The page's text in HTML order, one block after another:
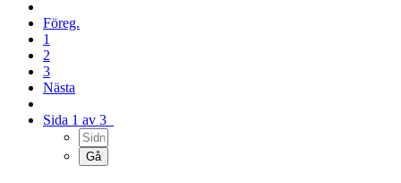
Föreg.
1
2
3
Nästa
Sida 1 av 3